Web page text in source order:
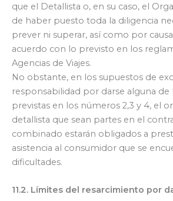
que el Detallista o, en su caso, el
de haber puesto toda la diligencia
prever ni superar, así como por
acuerdo con lo previsto en los
Agencias de Viajes.
No obstante, en los supuestos de
responsabilidad por darse alguna de
previstas en los números 2,3 y 4, el
detallista que sean partes en el
combinado estarán obligados a
asistencia al consumidor que se
dificultades.
11.2. Límites del resarcimiento por